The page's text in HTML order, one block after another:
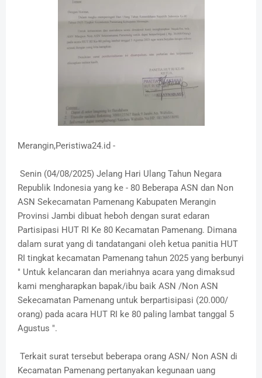
Merangin,Peristiwa24.id -
Senin (04/08/2025) Jelang Hari Ulang Tahun Negara
Republik Indonesia yang ke - 80 Beberapa ASN dan Non
ASN Sekecamatan Pamenang Kabupaten Merangin
Provinsi Jambi dibuat heboh dengan surat edaran
Partisipasi HUT RI Ke 80 Kecamatan Pamenang. Dimana
dalam surat yang di tandatangani oleh ketua panitia HUT
RI tingkat kecamatan Pamenang tahun 2025 yang berbunyi
" Untuk kelancaran dan meriahnya acara yang dimaksud
kami mengharapkan bapak/ibu baik ASN /Non ASN
Sekecamatan Pamenang untuk berpartisipasi (20.000/
orang) pada acara HUT RI ke 80 paling lambat tanggal 5
Agustus ".
Terkait surat tersebut beberapa orang ASN/ Non ASN di
Kecamatan Pamenang pertanyakan kegunaan uang